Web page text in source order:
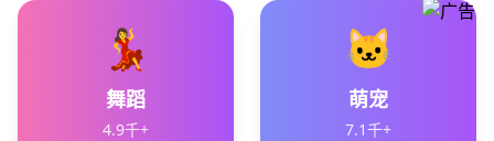
💃
舞蹈
4.9千+
🐱
萌宠
7.1千+